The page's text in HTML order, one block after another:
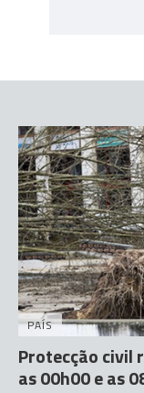
PAÍS
Protecção civil
as 00h00 e as